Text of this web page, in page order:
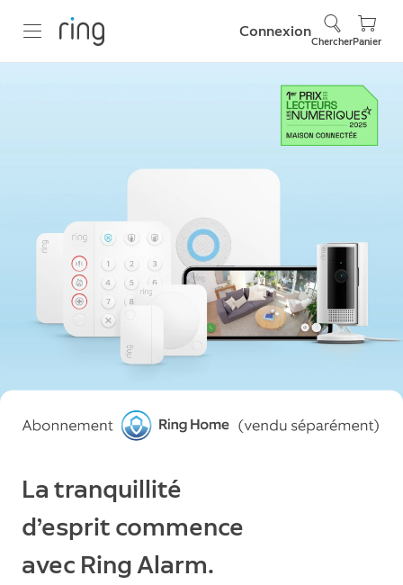
Connexion
ChercherPanier
La tranquillité
d’esprit commence
avec Ring Alarm.